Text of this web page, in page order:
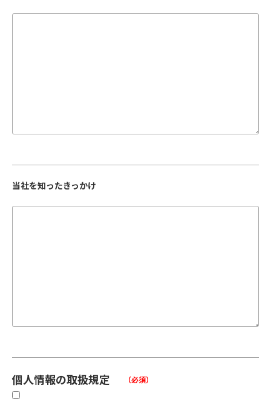
当社を知ったきっかけ
個人情報の取扱規定 （必須）